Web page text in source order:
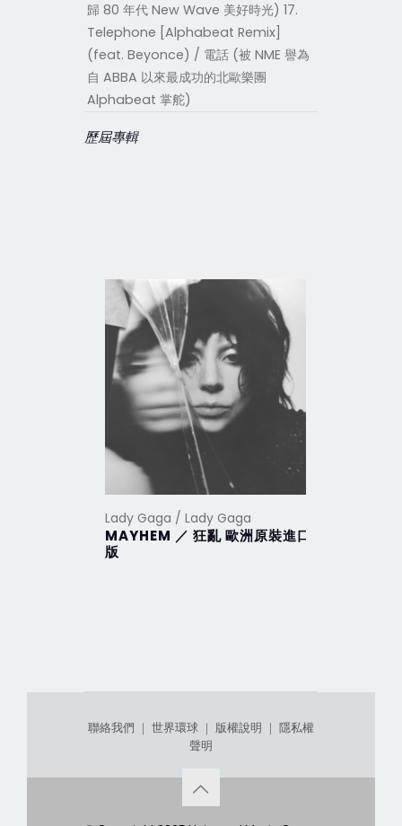
歸 80 年代 New Wave 美好時光) 17.
Telephone [Alphabeat Remix]
(feat. Beyonce) / 電話 (被 NME 譽為
自 ABBA 以來最成功的北歐樂團
Alphabeat 掌舵)
歷屆專輯
Lady Gaga / Lady Gaga
MAYHEM ／ 狂亂 歐洲原裝進口
版
聯絡我們 ｜ 世界環球 ｜ 版權說明 ｜ 隱私權
聲明